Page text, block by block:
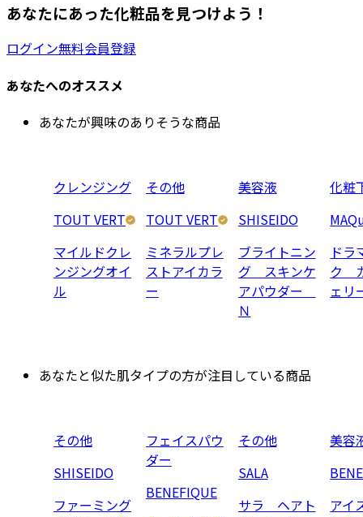
あなたにあった化粧品を見つけよう！
ログイン無料会員登録
あなたへのオススメ
あなたが興味のありそうな商品
クレンジング
TOUT VERT
マイルドクレ
ンジングオイ
ル
その他
TOUT VERT
ミネラルプレ
ストアイカラ
ー
美容液
SHISEIDO
ブライトニン
グ スキンケ
アパウダー
Ｎ
化粧
ドラ
ク
ェ
あなたと似た肌タイプの方が注目している商品
その他
SHISEIDO
ファーミング
フェイスパウ
ダー
BENEFIQUE
その他
SALA
サラ ヘアト
美容
アイ